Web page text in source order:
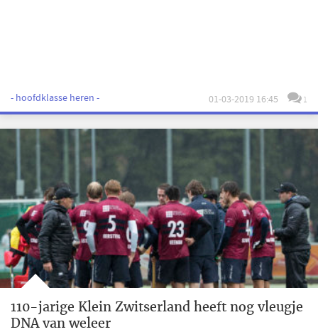
- hoofdklasse heren - 01-03-2019 16:45 1
110-jarige Klein Zwitserland heeft nog vleugje
DNA van weleer